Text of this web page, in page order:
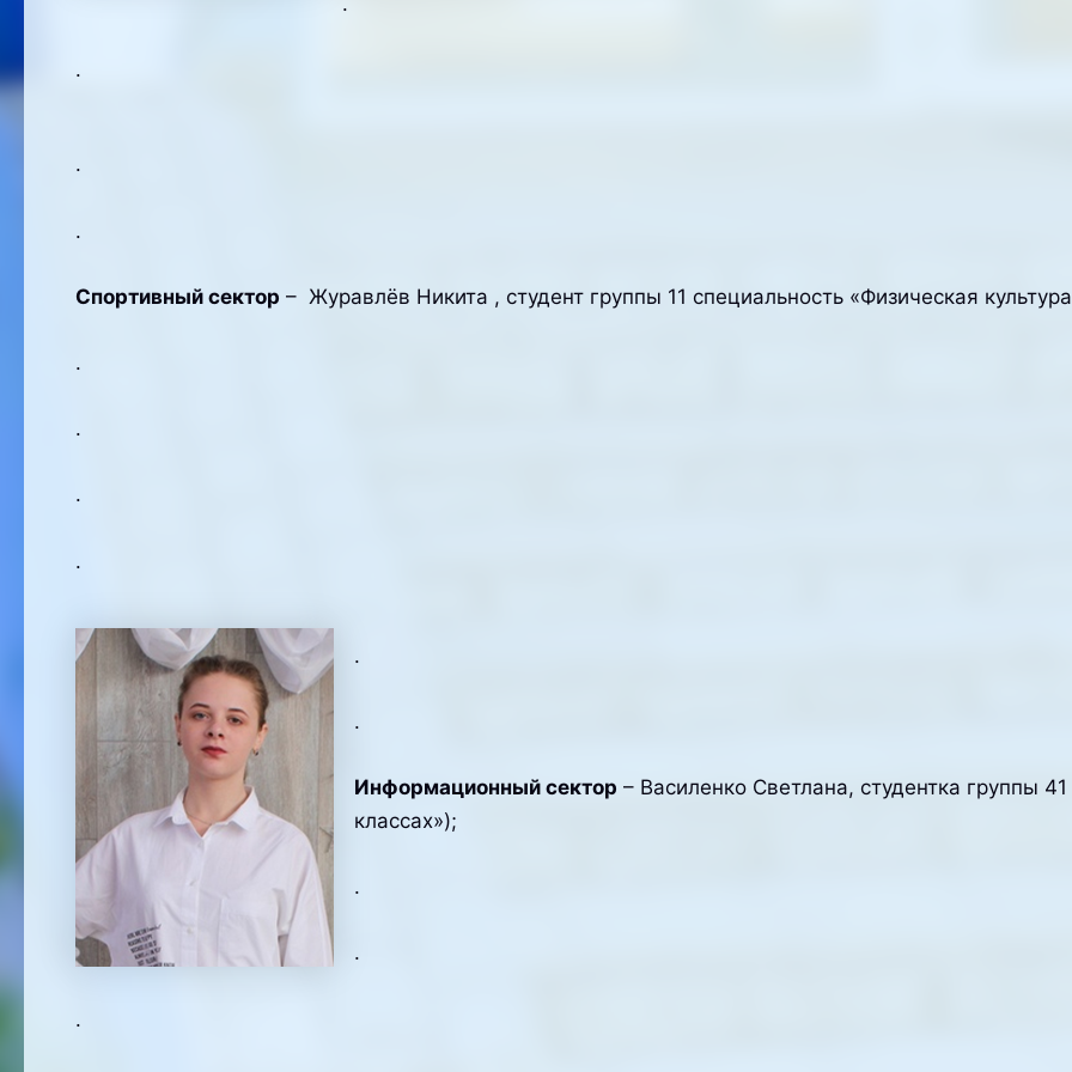
.
.
.
Спортивный сектор – Журавлёв Никита , студент группы 11 специальность «Физическая
.
.
.
.
.
.
Информационный сектор – Василенко Светлана, студентка группы
классах»);
.
.
.